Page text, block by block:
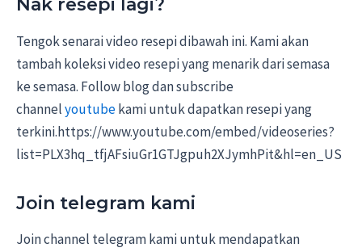
Nak resepi lagi?
Tengok senarai video resepi dibawah ini. Kami akan
tambah koleksi video resepi yang menarik dari semasa
ke semasa. Follow blog dan subscribe
channelyoutubekami untuk dapatkan resepi yang
terkini.https://www.youtube.com/embed/videoseries?
list=PLX3hq_tfjAFsiuGr1GTJgpuh2XJymhPit&hl=en_US
Join telegram kami
Join channel telegram kami untuk mendapatkan